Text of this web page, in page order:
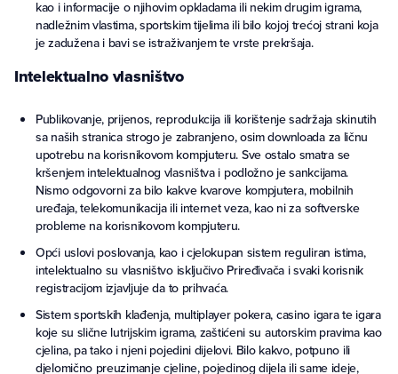
kao i informacije o njihovim opkladama ili nekim drugim igrama,
nadležnim vlastima, sportskim tijelima ili bilo kojoj trećoj strani koja
je zadužena i bavi se istraživanjem te vrste prekršaja.
Intelektualno vlasništvo
Publikovanje, prijenos, reprodukcija ili korištenje sadržaja skinutih
sa naših stranica strogo je zabranjeno, osim downloada za ličnu
upotrebu na korisnikovom kompjuteru. Sve ostalo smatra se
kršenjem intelektualnog vlasništva i podložno je sankcijama.
Nismo odgovorni za bilo kakve kvarove kompjutera, mobilnih
uređaja, telekomunikacija ili internet veza, kao ni za softverske
probleme na korisnikovom kompjuteru.
Opći uslovi poslovanja, kao i cjelokupan sistem reguliran istima,
intelektualno su vlasništvo isključivo Priređivača i svaki korisnik
registracijom izjavljuje da to prihvaća.
Sistem sportskih klađenja, multiplayer pokera, casino igara te igara
koje su slične lutrijskim igrama, zaštićeni su autorskim pravima kao
cjelina, pa tako i njeni pojedini dijelovi. Bilo kakvo, potpuno ili
djelomično preuzimanje cjeline, pojedinog dijela ili same ideje,